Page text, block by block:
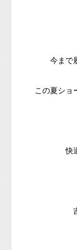
今まで
この夏ショ
快